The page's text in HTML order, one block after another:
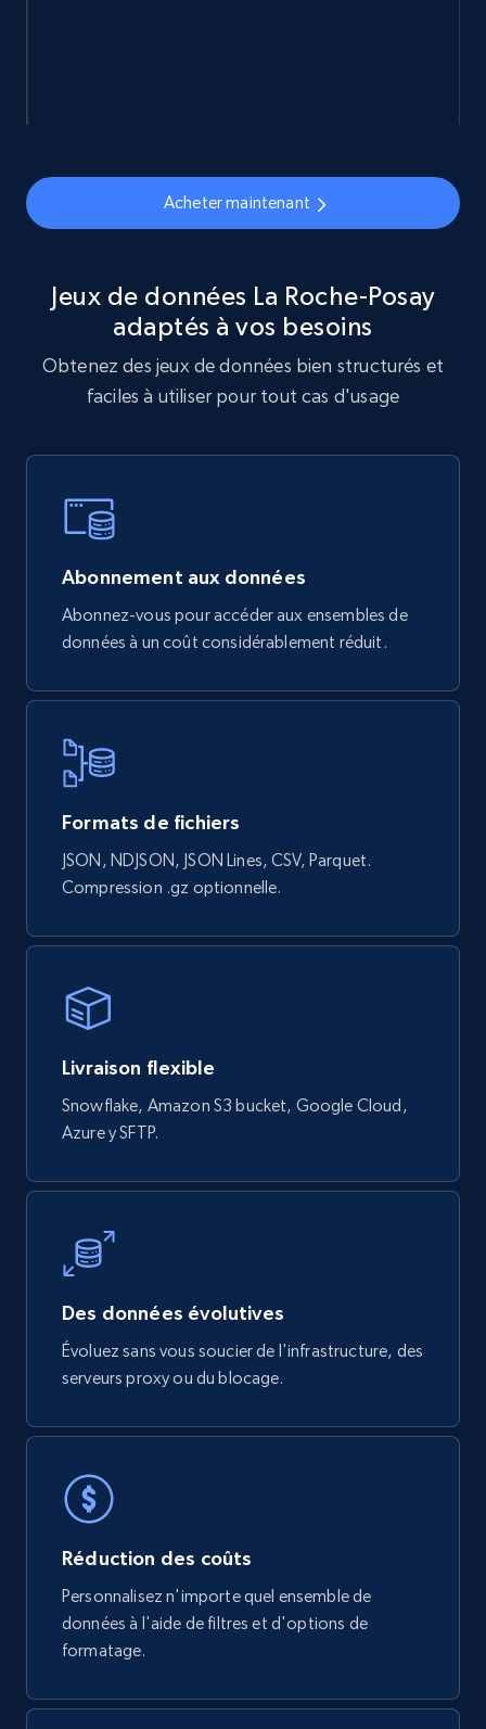
Naver products
eCommerce
839+ 46+
Currency, Rating, Reviews count, and more.
eCommerce
823+ 40+ Buy Now
URL, Product id, Title, Rating, Reviews count,
Initial price, Discount, Final price, and more.
eCommerce
Digikey - Products
Description, Manufacturer, Manufacturer url,
Datasheet url, Rohs compliant, and more.
URL, Product id, Title, Breadcrumbs, Category,
Tags, Final price, Original price, and more.
Acheter maintenant
Jeux de données La Roche-Posay
adaptés à vos besoins
Obtenez des jeux de données bien structurés et
faciles à utiliser pour tout cas d'usage
Abonnement aux données
Abonnez-vous pour accéder aux ensembles de
données à un coût considérablement réduit.
Formats de fichiers
JSON, NDJSON, JSON Lines, CSV, Parquet.
Compression .gz optionnelle.
Livraison flexible
Snowflake, Amazon S3 bucket, Google Cloud,
Azure y SFTP.
Des données évolutives
Évoluez sans vous soucier de l'infrastructure, des
serveurs proxy ou du blocage.
Réduction des coûts
Personnalisez n'importe quel ensemble de
données à l'aide de filtres et d'options de
formatage.